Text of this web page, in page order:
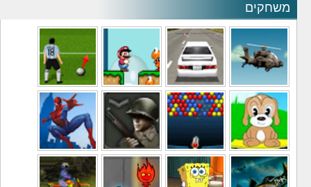
משחקים
משחקי מסוקים משחקי מכוניות משחקי סופר מריו משחקי כדורגל
משחקי לילדים משחקי באבלס משחקי מלחמה משחקי גיבורים